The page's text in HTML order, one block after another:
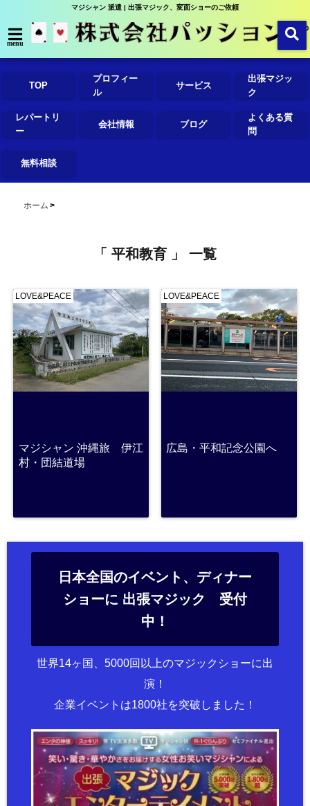
マジシャン 派遣 | 出張マジック、変面ショーのご依頼
menu
TOP
プロフィー
ル
サービス
出張マジッ
ク
レパートリ
ー
会社情報 ブログ
よくある質
問
無料相談
ホーム
「 平和教育 」 一覧
LOVE&PEACE
マジシャン 沖縄旅 伊江
村・団結道場
LOVE&PEACE
広島・平和記念公園へ
日本全国のイベント、ディナー
ショーに 出張マジック 受付
中！
世界14ヶ国、5000回以上のマジックショーに出
演！
企業イベントは1800社を突破しました！